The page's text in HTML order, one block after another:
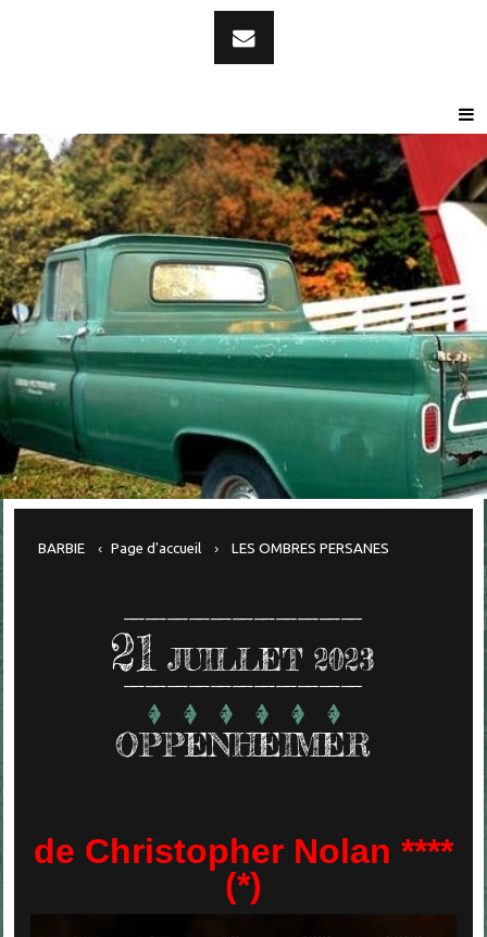
BARBIE Page d'accueil LES OMBRES PERSANES
21 JUILLET 2023
OPPENHEIMER
de Christopher Nolan ****
(*)